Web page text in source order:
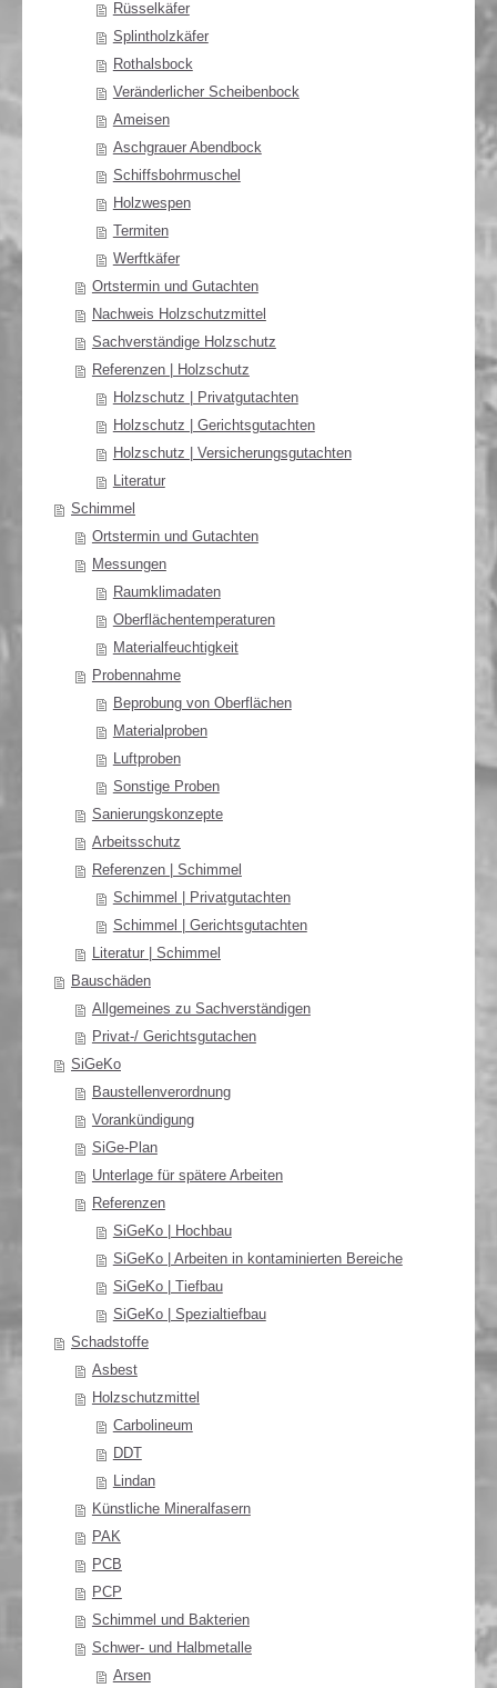
Rüsselkäfer
Splintholzkäfer
Rothalsbock
Veränderlicher Scheibenbock
Ameisen
Aschgrauer Abendbock
Schiffsbohrmuschel
Holzwespen
Termiten
Werftkäfer
Ortstermin und Gutachten
Nachweis Holzschutzmittel
Sachverständige Holzschutz
Referenzen | Holzschutz
Holzschutz | Privatgutachten
Holzschutz | Gerichtsgutachten
Holzschutz | Versicherungsgutachten
Literatur
Schimmel
Ortstermin und Gutachten
Messungen
Raumklimadaten
Oberflächentemperaturen
Materialfeuchtigkeit
Probennahme
Beprobung von Oberflächen
Materialproben
Luftproben
Sonstige Proben
Sanierungskonzepte
Arbeitsschutz
Referenzen | Schimmel
Schimmel | Privatgutachten
Schimmel | Gerichtsgutachten
Literatur | Schimmel
Bauschäden
Allgemeines zu Sachverständigen
Privat-/ Gerichtsgutachen
SiGeKo
Baustellenverordnung
Vorankündigung
SiGe-Plan
Unterlage für spätere Arbeiten
Referenzen
SiGeKo | Hochbau
SiGeKo | Arbeiten in kontaminierten Bereiche
SiGeKo | Tiefbau
SiGeKo | Spezialtiefbau
Schadstoffe
Asbest
Holzschutzmittel
Carbolineum
DDT
Lindan
Künstliche Mineralfasern
PAK
PCB
PCP
Schimmel und Bakterien
Schwer- und Halbmetalle
Arsen